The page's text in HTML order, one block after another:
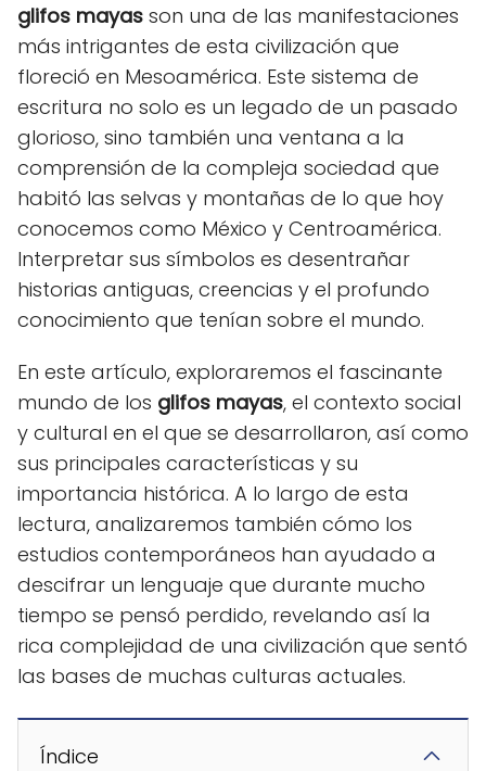
glifos mayas son una de las manifestaciones
más intrigantes de esta civilización que
floreció en Mesoamérica. Este sistema de
escritura no solo es un legado de un pasado
glorioso, sino también una ventana a la
comprensión de la compleja sociedad que
habitó las selvas y montañas de lo que hoy
conocemos como México y Centroamérica.
Interpretar sus símbolos es desentrañar
historias antiguas, creencias y el profundo
conocimiento que tenían sobre el mundo.
En este artículo, exploraremos el fascinante
mundo de los glifos mayas, el contexto social
y cultural en el que se desarrollaron, así como
sus principales características y su
importancia histórica. A lo largo de esta
lectura, analizaremos también cómo los
estudios contemporáneos han ayudado a
descifrar un lenguaje que durante mucho
tiempo se pensó perdido, revelando así la
rica complejidad de una civilización que sentó
las bases de muchas culturas actuales.
Índice